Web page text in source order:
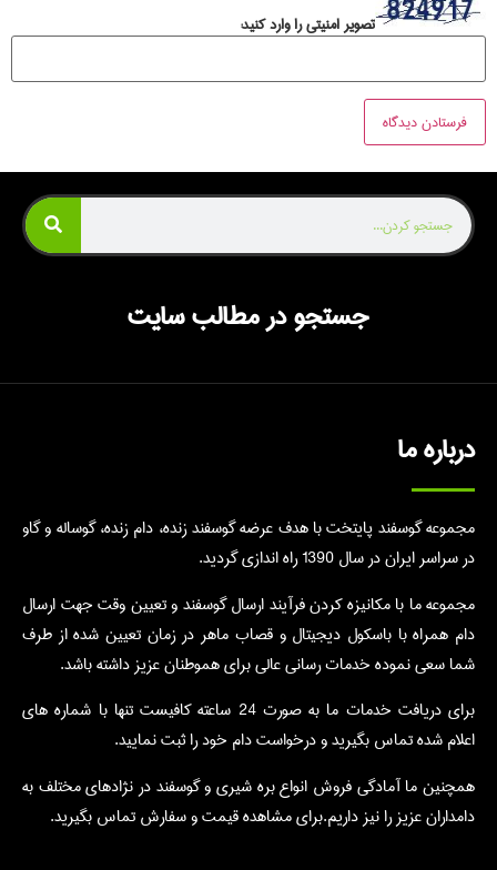
تصویر امنیتی را وارد کنید:
جستجو در مطالب سایت
درباره ما
مجموعه گوسفند پایتخت با هدف عرضه گوسفند زنده، دام زنده، گوساله و گاو
در سراسر ایران در سال 1390 راه اندازی گردید.
مجموعه ما با مکانیزه کردن فرآیند ارسال گوسفند و تعیین وقت جهت ارسال
دام همراه با باسکول دیجیتال و قصاب ماهر در زمان تعیین شده از طرف
شما سعی نموده خدمات رسانی عالی برای هموطنان عزیز داشته باشد.
برای دریافت خدمات ما به صورت 24 ساعته کافیست تنها با شماره های
اعلام شده تماس بگیرید و درخواست دام خود را ثبت نمایید.
همچنین ما آمادگی فروش انواع بره شیری و گوسفند در نژادهای مختلف به
دامداران عزیز را نیز داریم.برای مشاهده قیمت و سفارش تماس بگیرید.